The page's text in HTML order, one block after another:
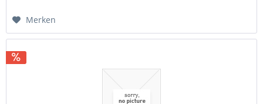
Merken